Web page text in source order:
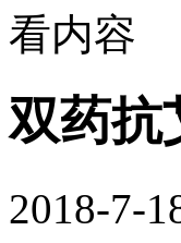
看内容
双药抗
2018-7-